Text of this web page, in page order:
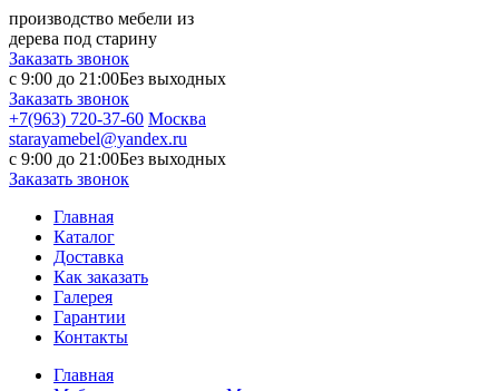
производство мебели из
дерева под старину
Заказать звонок
с 9:00 до 21:00Без выходных
Заказать звонок
+7(963) 720-37-60 Москва
starayamebel@yandex.ru
с 9:00 до 21:00Без выходных
Заказать звонок
Главная
Каталог
Доставка
Как заказать
Галерея
Гарантии
Контакты
Главная